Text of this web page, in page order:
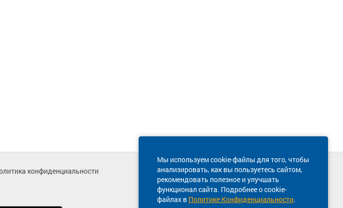
Мы используем cookie-файлы для того, чтобы
анализировать, как вы пользуетесь сайтом,
рекомендовать полезное и улучшать
функционал сайта. Подробнее о cookie-
файлах в Политике Конфиденциальности.
конфиденциальности
Техническая поддержка сайта
8 800 600-03-38